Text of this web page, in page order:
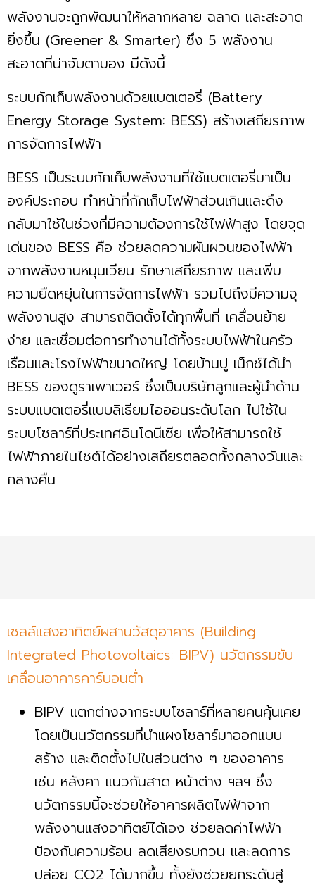
พลังงานจะถูกพัฒนาให้หลากหลาย ฉลาด และสะอาด
ยิ่งขึ้น (Greener & Smarter) ซึ่ง 5 พลังงาน
สะอาดที่น่าจับตามอง มีดังนี้
ระบบกักเก็บพลังงานด้วยแบตเตอรี่ (Battery
Energy Storage System: BESS) สร้างเสถียรภาพ
การจัดการไฟฟ้า
BESS เป็นระบบกักเก็บพลังงานที่ใช้แบตเตอรี่มาเป็น
องค์ประกอบ ทำหน้าที่กักเก็บไฟฟ้าส่วนเกินและดึง
กลับมาใช้ในช่วงที่มีความต้องการใช้ไฟฟ้าสูง โดยจุด
เด่นของ BESS คือ ช่วยลดความผันผวนของไฟฟ้า
จากพลังงานหมุนเวียน รักษาเสถียรภาพ และเพิ่ม
ความยืดหยุ่นในการจัดการไฟฟ้า รวมไปถึงมีความจุ
พลังงานสูง สามารถติดตั้งได้ทุกพื้นที่ เคลื่อนย้าย
ง่าย และเชื่อมต่อการทำงานได้ทั้งระบบไฟฟ้าในครัว
เรือนและโรงไฟฟ้าขนาดใหญ่ โดยบ้านปู เน็กซ์ได้นำ
BESS ของดูราเพาเวอร์ ซึ่งเป็นบริษัทลูกและผู้นำด้าน
ระบบแบตเตอรี่แบบลิเธียมไอออนระดับโลก ไปใช้ใน
ระบบโซลาร์ที่ประเทศอินโดนีเซีย เพื่อให้สามารถใช้
ไฟฟ้าภายในไซต์ได้อย่างเสถียรตลอดทั้งกลางวันและ
กลางคืน
เซลล์แสงอาทิตย์ผสานวัสดุอาคาร (Building
Integrated Photovoltaics: BIPV) นวัตกรรมขับ
เคลื่อนอาคารคาร์บอนต่ำ
BIPV แตกต่างจากระบบโซลาร์ที่หลายคนคุ้นเคย
โดยเป็นนวัตกรรมที่นำแผงโซลาร์มาออกแบบ
สร้าง และติดตั้งไปในส่วนต่าง ๆ ของอาคาร
เช่น หลังคา แนวกันสาด หน้าต่าง ฯลฯ ซึ่ง
นวัตกรรมนี้จะช่วยให้อาคารผลิตไฟฟ้าจาก
พลังงานแสงอาทิตย์ได้เอง ช่วยลดค่าไฟฟ้า
ป้องกันความร้อน ลดเสียงรบกวน และลดการ
ปล่อย CO2 ได้มากขึ้น ทั้งยังช่วยยกระดับสู่